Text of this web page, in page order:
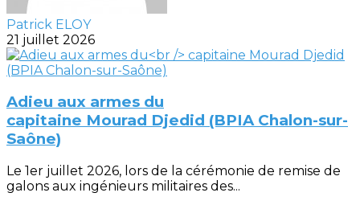
Patrick ELOY
21 juillet 2026
Adieu aux armes du
capitaine Mourad Djedid (BPIA Chalon-sur-
Saône)
Le 1er juillet 2026, lors de la cérémonie de remise de
galons aux ingénieurs militaires des...